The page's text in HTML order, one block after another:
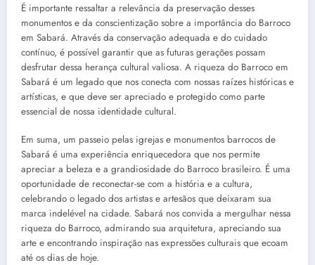
É importante ressaltar a relevância da preservação desses
monumentos e da conscientização sobre a importância do Barroco
em Sabará. Através da conservação adequada e do cuidado
contínuo, é possível garantir que as futuras gerações possam
desfrutar dessa herança cultural valiosa. A riqueza do Barroco em
Sabará é um legado que nos conecta com nossas raízes históricas e
artísticas, e que deve ser apreciado e protegido como parte
essencial de nossa identidade cultural.
Em suma, um passeio pelas igrejas e monumentos barrocos de
Sabará é uma experiência enriquecedora que nos permite
apreciar a beleza e a grandiosidade do Barroco brasileiro. É uma
oportunidade de reconectar-se com a história e a cultura,
celebrando o legado dos artistas e artesãos que deixaram sua
marca indelével na cidade. Sabará nos convida a mergulhar nessa
riqueza do Barroco, admirando sua arquitetura, apreciando sua
arte e encontrando inspiração nas expressões culturais que ecoam
até os dias de hoje.